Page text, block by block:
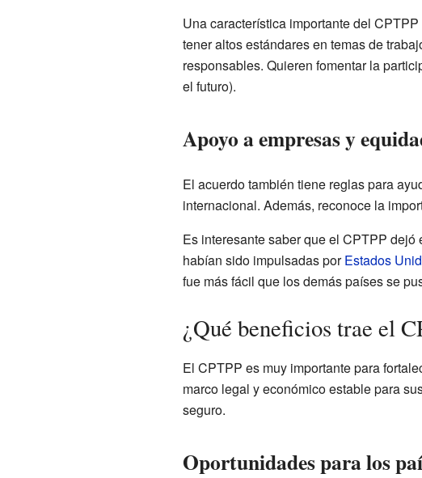
Una característica importante del
tener altos estándares en temas de
responsables. Quieren fomentar la
el futuro).
Apoyo a empresas y
El acuerdo también tiene reglas para
internacional. Además, reconoce la
Es interesante saber que el CPTPP
habían sido impulsadas porEstados
fue más fácil que los demás países se
¿Qué beneficios trae el
El CPTPP es muy importante para
marco legal y económico estable para
seguro.
Oportunidades para los